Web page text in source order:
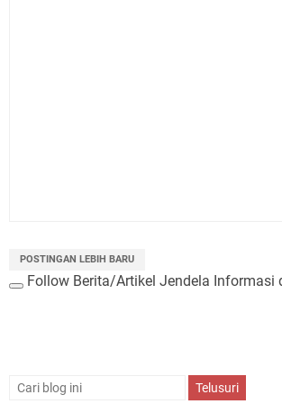
POSTINGAN LEBIH BARU
Follow Berita/Artikel Jendela Informasi